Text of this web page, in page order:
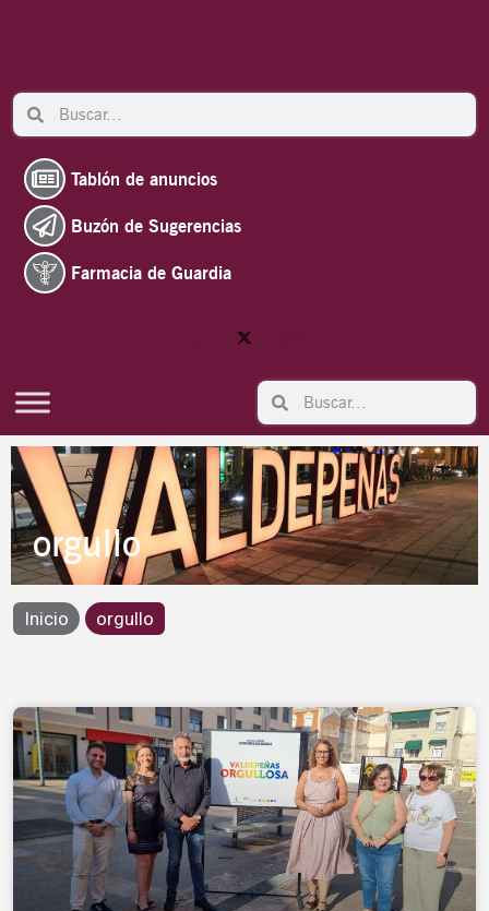
Search Search
Tablón de anuncios
Buzón de Sugerencias
Farmacia de Guardia
Search Search
orgullo
Inicio orgullo